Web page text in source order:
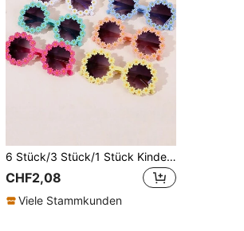
6 Stück/3 Stück/1 Stück Kinder Modische Brillen in Gänseblümchen-Form für Jungen und Mädchen, süße Standardbrillen für Babys, hervorragende Standardbrillen für Blumenpartys
CHF2,08
Viele Stammkunden